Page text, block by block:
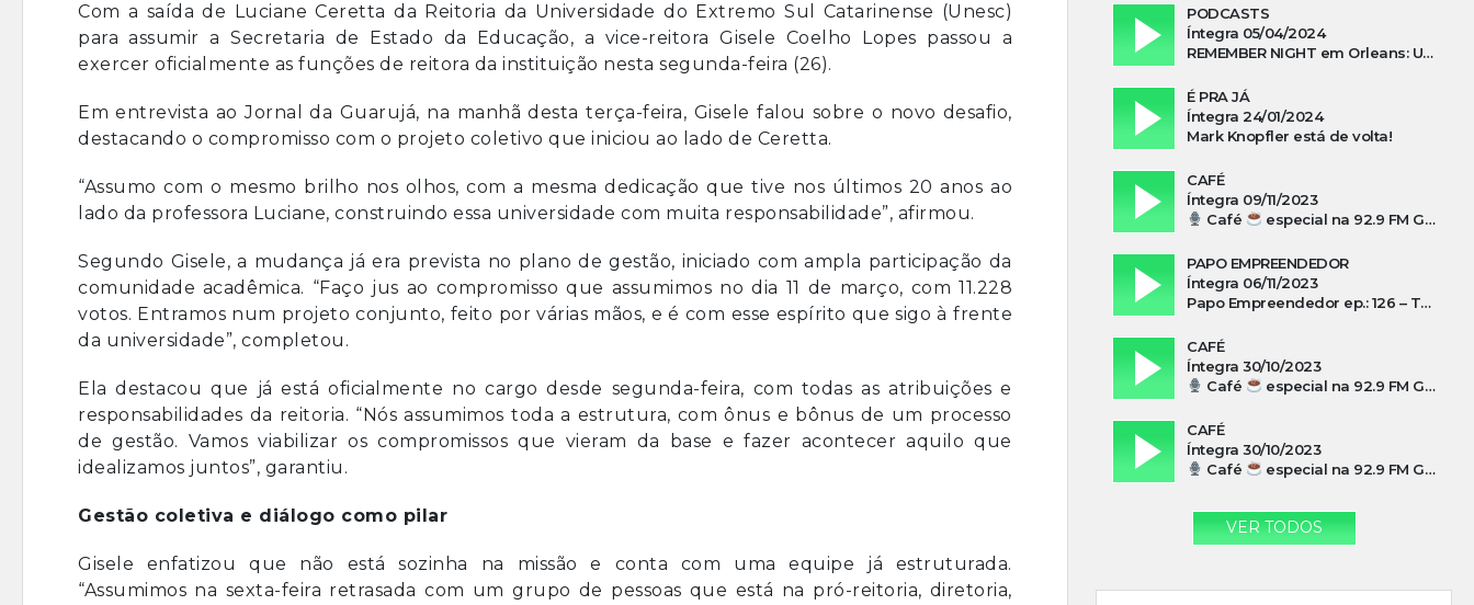
Com a saída de Luciane Ceretta da Reitoria da Universidade do Extremo Sul Catarinense (Unesc)
para assumir a Secretaria de Estado da Educação, a vice-reitora Gisele Coelho Lopes passou a
exercer oficialmente as funções de reitora da instituição nesta segunda-feira (26).
Em entrevista ao Jornal da Guarujá, na manhã desta terça-feira, Gisele falou sobre o novo desafio,
destacando o compromisso com o projeto coletivo que iniciou ao lado de Ceretta.
“Assumo com o mesmo brilho nos olhos, com a mesma dedicação que tive nos últimos 20 anos ao
lado da professora Luciane, construindo essa universidade com muita responsabilidade”, afirmou.
Segundo Gisele, a mudança já era prevista no plano de gestão, iniciado com ampla participação da
comunidade acadêmica. “Faço jus ao compromisso que assumimos no dia 11 de março, com 11.228
votos. Entramos num projeto conjunto, feito por várias mãos, e é com esse espírito que sigo à frente
da universidade”, completou.
Ela destacou que já está oficialmente no cargo desde segunda-feira, com todas as atribuições e
responsabilidades da reitoria. “Nós assumimos toda a estrutura, com ônus e bônus de um processo
de gestão. Vamos viabilizar os compromissos que vieram da base e fazer acontecer aquilo que
idealizamos juntos”, garantiu.
Gestão coletiva e diálogo como pilar
Gisele enfatizou que não está sozinha na missão e conta com uma equipe já estruturada.
“Assumimos na sexta-feira retrasada com um grupo de pessoas que está na pró-reitoria, diretoria,
PODCASTS
Íntegra 05/04/2024
REMEMBER NIGHT em Orleans: Uma noite de tributo ao ABBA e aos anos 80
É PRA JÁ
Íntegra 24/01/2024
Mark Knopfler está de volta!
CAFÉ
Íntegra 09/11/2023
Café
especial na 92.9 FM Guarujá com Kuki Savi Mondo
PAPO EMPREENDEDOR
Íntegra 06/11/2023
Papo Empreendedor ep.: 126 – Thayni Librelato Sérgio Rodrigues Alves, Isadora Arns, Lilian Guthron Koslowski e Edio Kunhasky Junior sobre “O poder do associativismo na promoção de oportunidades”
CAFÉ
Íntegra 30/10/2023
Café
especial na 92.9 FM Guarujá com Silvio Machado
CAFÉ
Íntegra 30/10/2023
Café
especial na 92.9 FM Guarujá com Paulo Cesar Leandres
VER TODOS